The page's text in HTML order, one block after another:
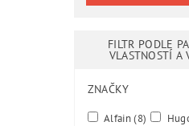
FILTR PODLE
VLASTNOSTÍ A
ZNAČKY
Alfain(8)